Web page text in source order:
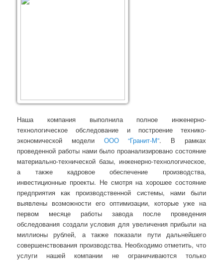
Наша компания выполнила полное инженерно-
технологическое обследование и построение технико-
экономической модели ООО “Гранит-М”. В рамках
проведенной работы нами было проанализировано состояние
материально-технической базы, инженерно-технологическое,
а также кадровое обеспечение производства,
инвестиционные проекты. Не смотря на хорошее состояние
предприятия как производственной системы, нами были
выявлены возможности его оптимизации, которые уже на
первом месяце работы завода после проведения
обследования создали условия для увеличения прибыли на
миллионы рублей, а также показали пути дальнейшего
совершенствования производства. Необходимо отметить, что
услуги нашей компании не ограничиваются только